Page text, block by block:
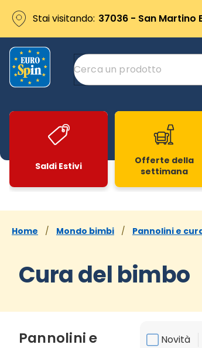
Stai visitando: 37036 - San Martino
Saldi Estivi
Offerte della
settimana
Home / Mondo bimbi / Pannolini e
Cura del bimbo
Pannolini e
Novità